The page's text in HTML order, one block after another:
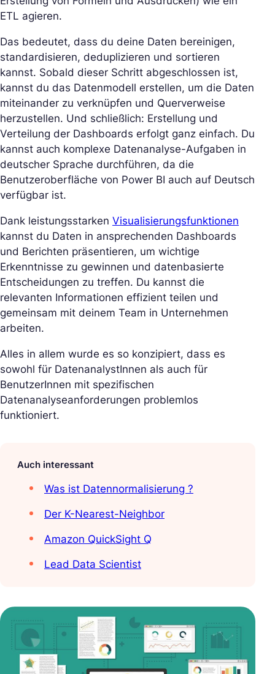
ETL agieren.
Das bedeutet, dass du deine Daten bereinigen,
standardisieren, deduplizieren und sortieren
kannst. Sobald dieser Schritt abgeschlossen ist,
kannst du das Datenmodell erstellen, um die Daten
miteinander zu verknüpfen und Querverweise
herzustellen. Und schließlich: Erstellung und
Verteilung der Dashboards erfolgt ganz einfach. Du
kannst auch komplexe Datenanalyse-Aufgaben in
deutscher Sprache durchführen, da die
Benutzeroberfläche von Power BI auch auf Deutsch
verfügbar ist.
Dank leistungsstarken Visualisierungsfunktionen
kannst du Daten in ansprechenden Dashboards
und Berichten präsentieren, um wichtige
Erkenntnisse zu gewinnen und datenbasierte
Entscheidungen zu treffen. Du kannst die
relevanten Informationen effizient teilen und
gemeinsam mit deinem Team in Unternehmen
arbeiten.
Alles in allem wurde es so konzipiert, dass es
sowohl für DatenanalystInnen als auch für
BenutzerInnen mit spezifischen
Datenanalyseanforderungen problemlos
funktioniert.
Auch interessant
Was ist Datennormalisierung ?
Der K-Nearest-Neighbor
Amazon QuickSight Q
Lead Data Scientist